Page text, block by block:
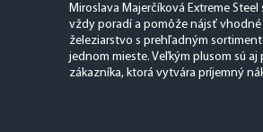
Miroslava Majerčíková Extreme
vždy poradí a pomôže nájsť
železiarstvo s prehľadným
jednom mieste. Veľkým plusom sú
zákazníka, ktorá vytvára príjemný